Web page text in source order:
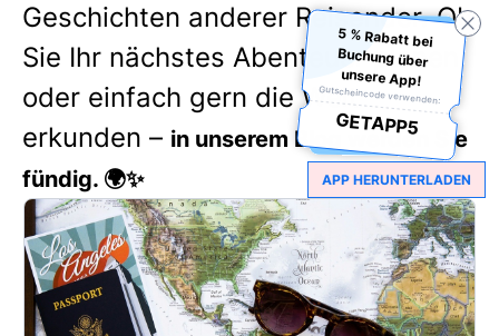
Geschichten anderer Reisender. Ob
Sie Ihr nächstes Abenteuer planen
oder einfach gern die Welt
erkunden – in unserem Blog werden Sie
fündig. 🌍✨
5 % Rabatt bei
Buchung über
unsere App!
Gutscheincode verwenden:
GETAPP5
APP HERUNTERLADEN